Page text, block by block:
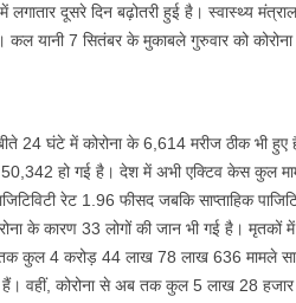
लगातार दूसरे दिन बढ़ोतरी हुई है। स्वास्थ्य
यानी 7 सितंबर के मुकाबले गुरुवार को
24 घंटे में कोरोना के 6,614 मरीज ठीक भी
50,342 हो गई है। देश में अभी एक्टिव केस कुल
रेट 1.96 फीसद जबकि साप्ताहिक
के कारण 33 लोगों की जान भी गई है। मृतकों
तक कुल 4 करोड़ 44 लाख 78 लाख 636 मामले
वहीं, कोरोना से अब तक कुल 5 लाख 28 हजार